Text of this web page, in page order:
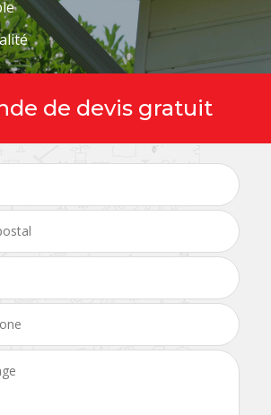
de devis gratuit